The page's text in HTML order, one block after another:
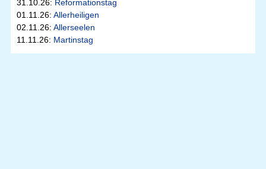
31.10.26: Reformationstag
01.11.26: Allerheiligen
02.11.26: Allerseelen
11.11.26: Martinstag